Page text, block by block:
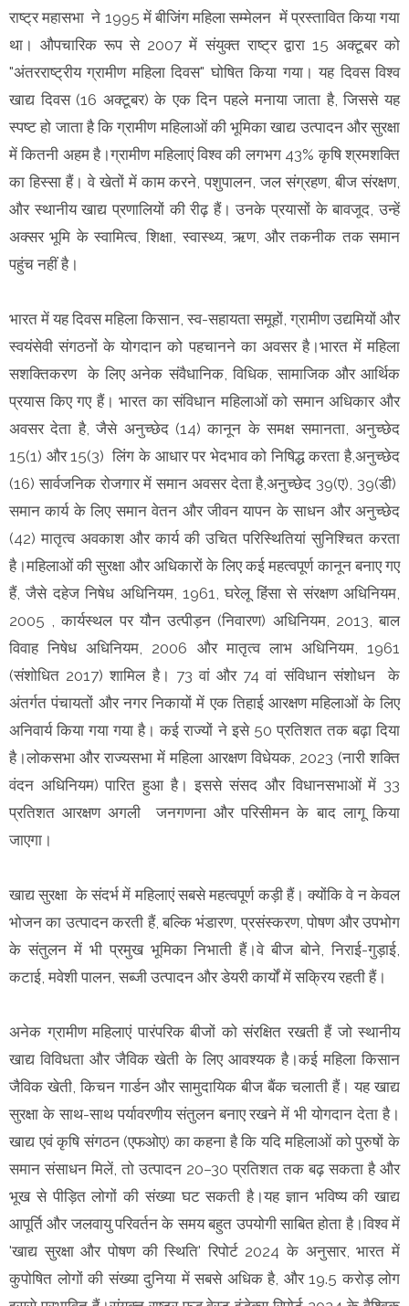
राष्ट्र महासभा ने 1995 में बीजिंग महिला सम्मेलन में प्रस्तावित किया गया
था। औपचारिक रूप से 2007 में संयुक्त राष्ट्र द्वारा 15 अक्टूबर को
"अंतरराष्ट्रीय ग्रामीण महिला दिवस" घोषित किया गया। यह दिवस विश्व
खाद्य दिवस (16 अक्टूबर) के एक दिन पहले मनाया जाता है, जिससे यह
स्पष्ट हो जाता है कि ग्रामीण महिलाओं की भूमिका खाद्य उत्पादन और सुरक्षा
में कितनी अहम है।ग्रामीण महिलाएं विश्व की लगभग 43% कृषि श्रमशक्ति
का हिस्सा हैं। वे खेतों में काम करने, पशुपालन, जल संग्रहण, बीज संरक्षण,
और स्थानीय खाद्य प्रणालियों की रीढ़ हैं। उनके प्रयासों के बावजूद, उन्हें
अक्सर भूमि के स्वामित्व, शिक्षा, स्वास्थ्य, ऋण, और तकनीक तक समान
पहुंच नहीं है।
भारत में यह दिवस महिला किसान, स्व-सहायता समूहों, ग्रामीण उद्यमियों और
स्वयंसेवी संगठनों के योगदान को पहचानने का अवसर है।भारत में महिला
सशक्तिकरण के लिए अनेक संवैधानिक, विधिक, सामाजिक और आर्थिक
प्रयास किए गए हैं। भारत का संविधान महिलाओं को समान अधिकार और
अवसर देता है, जैसे अनुच्छेद (14) कानून के समक्ष समानता, अनुच्छेद
15(1) और 15(3) लिंग के आधार पर भेदभाव को निषिद्ध करता है,अनुच्छेद
(16) सार्वजनिक रोजगार में समान अवसर देता है,अनुच्छेद 39(ए), 39(डी)
समान कार्य के लिए समान वेतन और जीवन यापन के साधन और अनुच्छेद
(42) मातृत्व अवकाश और कार्य की उचित परिस्थितियां सुनिश्चित करता
है।महिलाओं की सुरक्षा और अधिकारों के लिए कई महत्वपूर्ण कानून बनाए गए
हैं, जैसे दहेज निषेध अधिनियम, 1961, घरेलू हिंसा से संरक्षण अधिनियम,
2005 , कार्यस्थल पर यौन उत्पीड़न (निवारण) अधिनियम, 2013, बाल
विवाह निषेध अधिनियम, 2006 और मातृत्व लाभ अधिनियम, 1961
(संशोधित 2017) शामिल है। 73 वां और 74 वां संविधान संशोधन के
अंतर्गत पंचायतों और नगर निकायों में एक तिहाई आरक्षण महिलाओं के लिए
अनिवार्य किया गया गया है। कई राज्यों ने इसे 50 प्रतिशत तक बढ़ा दिया
है।लोकसभा और राज्यसभा में महिला आरक्षण विधेयक, 2023 (नारी शक्ति
वंदन अधिनियम) पारित हुआ है। इससे संसद और विधानसभाओं में 33
प्रतिशत आरक्षण अगली जनगणना और परिसीमन के बाद लागू किया
जाएगा।
खाद्य सुरक्षा के संदर्भ में महिलाएं सबसे महत्वपूर्ण कड़ी हैं। क्योंकि वे न केवल
भोजन का उत्पादन करती हैं, बल्कि भंडारण, प्रसंस्करण, पोषण और उपभोग
के संतुलन में भी प्रमुख भूमिका निभाती हैं।वे बीज बोने, निराई-गुड़ाई,
कटाई, मवेशी पालन, सब्जी उत्पादन और डेयरी कार्यों में सक्रिय रहती हैं।
अनेक ग्रामीण महिलाएं पारंपरिक बीजों को संरक्षित रखती हैं जो स्थानीय
खाद्य विविधता और जैविक खेती के लिए आवश्यक है।कई महिला किसान
जैविक खेती, किचन गार्डन और सामुदायिक बीज बैंक चलाती हैं। यह खाद्य
सुरक्षा के साथ-साथ पर्यावरणीय संतुलन बनाए रखने में भी योगदान देता है।
खाद्य एवं कृषि संगठन (एफओए) का कहना है कि यदि महिलाओं को पुरुषों के
समान संसाधन मिलें, तो उत्पादन 20–30 प्रतिशत तक बढ़ सकता है और
भूख से पीड़ित लोगों की संख्या घट सकती है।यह ज्ञान भविष्य की खाद्य
आपूर्ति और जलवायु परिवर्तन के समय बहुत उपयोगी साबित होता है।विश्व में
'खाद्य सुरक्षा और पोषण की स्थिति' रिपोर्ट 2024 के अनुसार, भारत में
कुपोषित लोगों की संख्या दुनिया में सबसे अधिक है, और 19.5 करोड़ लोग